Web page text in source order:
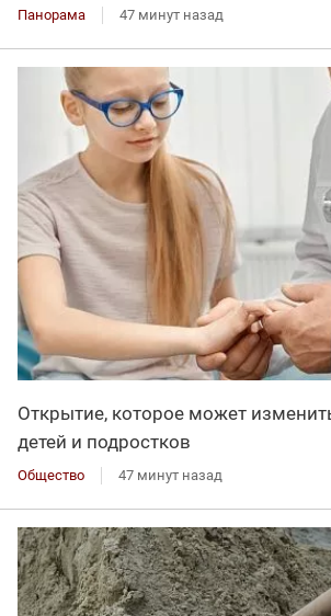
Панорама 47 минут назад
Открытие, которое может
детей и подростков
Общество 47 минут назад